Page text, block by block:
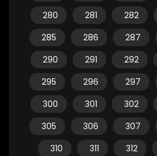
280
281 282
285
286 287
290
291 292
295
296 297
300
301 302
305
306 307
310
311 312